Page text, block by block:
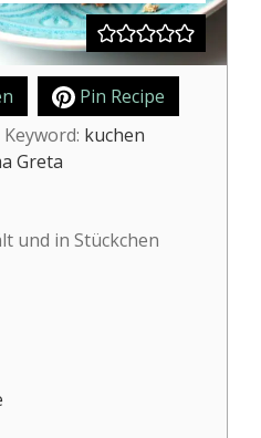
Pin Recipe
Keyword: kuchen
Greta
und in Stückchen